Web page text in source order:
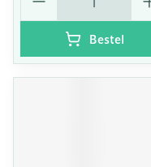
Bestel